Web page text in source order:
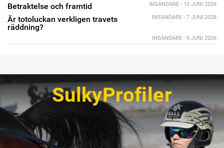
INSÄNDARE - 15 JUNI 2026
Betraktelse och framtid
INSÄNDARE - 7 JUNI 2026
Är totoluckan verkligen travets
räddning?
INSÄNDARE - 5 JUNI 2026
SulkyProfiler